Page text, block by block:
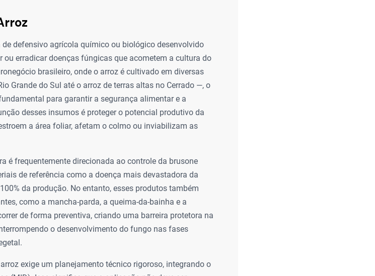
defensivo agrícola químico ou biológico desenvolvido
ou erradicar doenças fúngicas que acometem a cultura do
brasileiro, onde o arroz é cultivado em diversas
Grande do Sul até o arroz de terras altas no Cerrado —, o
para garantir a segurança alimentar e a
desses insumos é proteger o potencial produtivo da
a área foliar, afetam o colmo ou inviabilizam as
é frequentemente direcionada ao controle da brusone
de referência como a doença mais devastadora da
da produção. No entanto, esses produtos também
como a mancha-parda, a queima-da-bainha e a
de forma preventiva, criando uma barreira protetora na
o desenvolvimento do fungo nas fases
exige um planejamento técnico rigoroso, integrando o